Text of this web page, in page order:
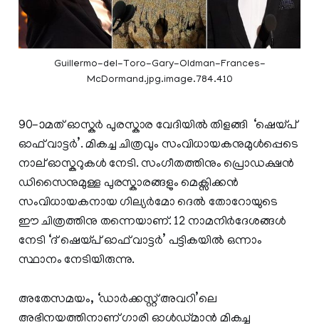
Guillermo-del-Toro-Gary-Oldman-Frances-
McDormand.jpg.image.784.410
90–ാമത് ഓസ്കർ പുരസ്കാര വേദിയിൽ തിളങ്ങി ‘ഷെയ്പ്
ഓഫ് വാട്ടർ’. മികച്ച ചിത്രവും സംവിധായകനുമുൾപ്പെടെ
നാല് ഓസ്കറുകൾ നേടി. സംഗീതത്തിനും പ്രൊഡക്ഷൻ
ഡിസൈനുമുള്ള പുരസ്കാരങ്ങളും മെക്സിക്കൻ
സംവിധായകനായ ഗില്യർമോ ദെൽ തോറോയുടെ
ഈ ചിത്രത്തിനു തന്നെയാണ്. 12 നാമനിർദേശങ്ങൾ
നേടി ‘ദ് ഷെയ്പ് ഓഫ് വാട്ടർ’ പട്ടികയിൽ ഒന്നാം
സ്ഥാനം നേടിയിരുന്നു.
അതേസമയം, ‘ഡാർക്കസ്റ്റ് അവറി’ലെ
അഭിനയത്തിനാണ് ഗാരി ഓൾ‍ഡ്മാൻ മികച്ച